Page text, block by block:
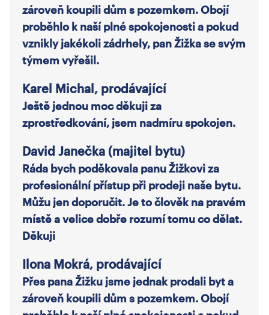
zároveň koupili dům s pozemkem. Obojí
proběhlo k naší plné spokojenosti a pokud
vznikly jakékoli zádrhely, pan Žižka se svým
týmem vyřešil.
Karel Michal, prodávající
Ještě jednou moc děkuji za
zprostředkování, jsem nadmíru spokojen.
David Janečka (majitel bytu)
Ráda bych poděkovala panu Žižkovi za
profesionální přístup při prodeji naše bytu.
Můžu jen doporučit. Je to člověk na pravém
místě a velice dobře rozumí tomu co dělat.
Děkuji
Ilona Mokrá, prodávající
Přes pana Žižku jsme jednak prodali byt a
zároveň koupili dům s pozemkem. Obojí